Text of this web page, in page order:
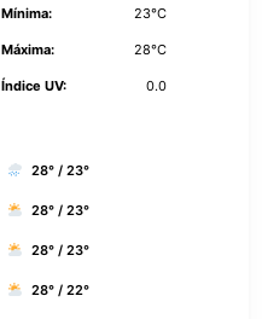
Mínima: 23°C
Máxima: 28°C
Índice UV: 0.0
28° / 23°
28° / 23°
28° / 23°
28° / 22°